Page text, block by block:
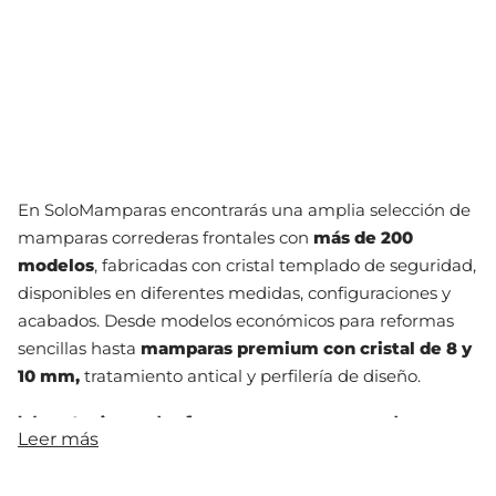
En SoloMamparas encontrarás una amplia selección de
mamparas correderas frontales con más de 200
modelos, fabricadas con cristal templado de seguridad,
disponibles en diferentes medidas, configuraciones y
acabados. Desde modelos económicos para reformas
sencillas hasta mamparas premium con cristal de 8 y
10 mm, tratamiento antical y perfilería de diseño.
Ventajas de las mamparas de
Leer más